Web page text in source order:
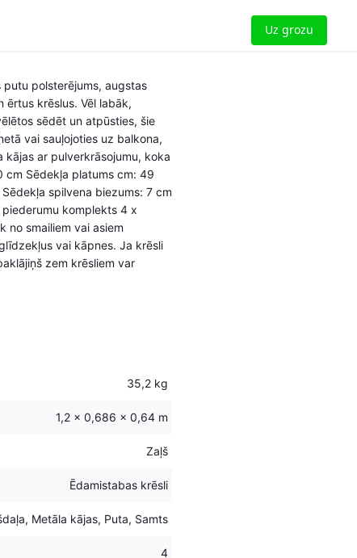
Uz grozu
polsterējums, augstas
ērtus krēslus. Vēl labāk,
sēdēt un atpūsties, šie
vai sauļojoties uz balkona,
kājas ar pulverkrāsojumu, koka
cm Sēdekļa platums cm: 49
spilvena biezums: 7 cm
komplekts 4 x
no smailiem vai asiem
vai kāpnes. Ja krēsli
zem krēsliem var
35,2 kg
1,2 × 0,686 × 0,64 m
Zaļš
Ēdamistabas krēsli
Metāla kājas, Puta, Samts
4